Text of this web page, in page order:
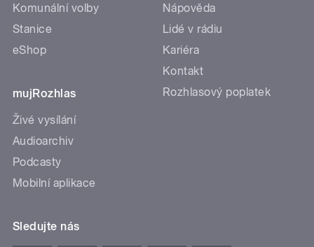
Komunální volby
Stanice
eShop
mujRozhlas
Živé vysílání
Audioarchiv
Podcasty
Mobilní aplikace
Nápověda
Lidé v rádiu
Kariéra
Kontakt
Rozhlasový poplatek
Sledujte nás